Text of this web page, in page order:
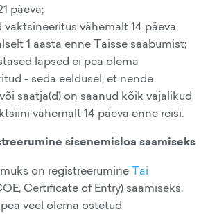
päeva;
vähemalt 14 päeva,
1 aasta enne Taisse saabumist;
lapsed ei pea olema
- seda eeldusel, et nende
saatja(d) on saanud kõik vajalikud
vähemalt 14 päeva enne reisi.
sisenemisloa saamiseks
on registreerumineTai
Certificate of Entry) saamiseks.
veel olema ostetud